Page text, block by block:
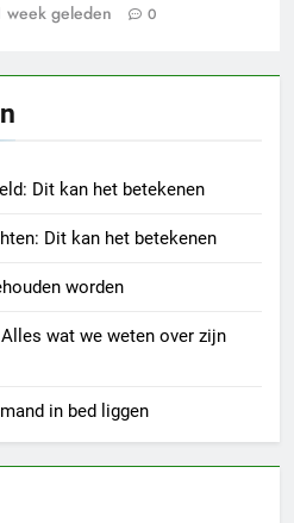
week geleden 0
Dit kan het betekenen
Dit kan het betekenen
worden
wat we weten over zijn
in bed liggen